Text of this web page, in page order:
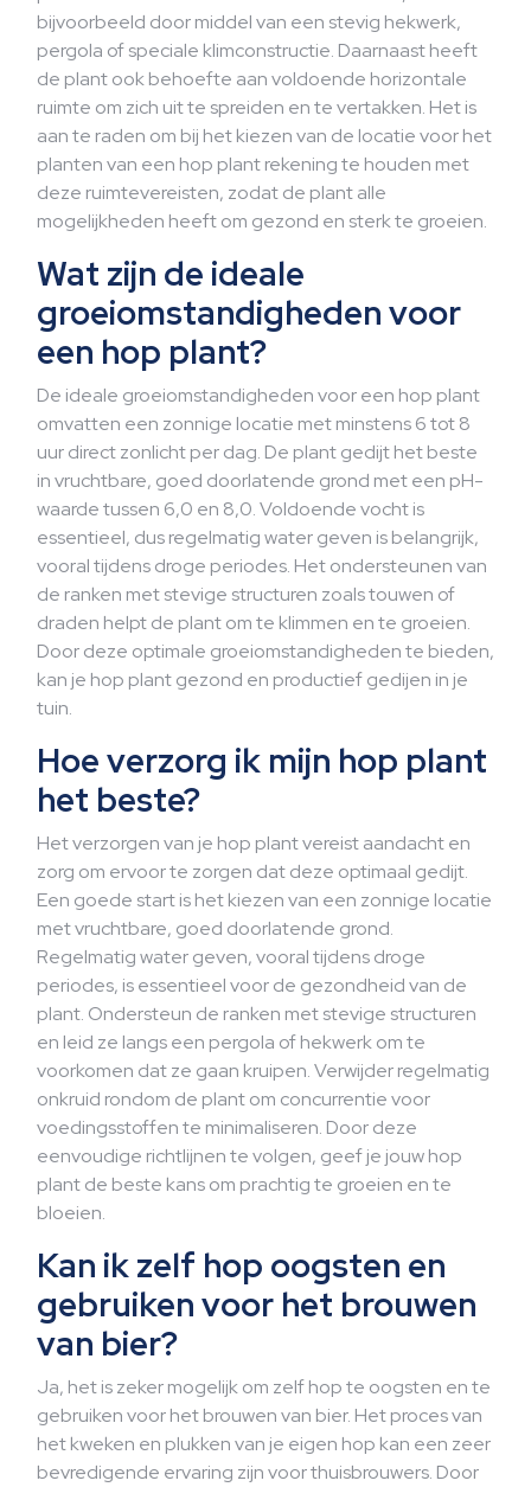
bijvoorbeeld door middel van een stevig hekwerk,
pergola of speciale klimconstructie. Daarnaast heeft
de plant ook behoefte aan voldoende horizontale
ruimte om zich uit te spreiden en te vertakken. Het is
aan te raden om bij het kiezen van de locatie voor het
planten van een hop plant rekening te houden met
deze ruimtevereisten, zodat de plant alle
mogelijkheden heeft om gezond en sterk te groeien.
Wat zijn de ideale
groeiomstandigheden voor
een hop plant?
De ideale groeiomstandigheden voor een hop plant
omvatten een zonnige locatie met minstens 6 tot 8
uur direct zonlicht per dag. De plant gedijt het beste
in vruchtbare, goed doorlatende grond met een pH-
waarde tussen 6,0 en 8,0. Voldoende vocht is
essentieel, dus regelmatig water geven is belangrijk,
vooral tijdens droge periodes. Het ondersteunen van
de ranken met stevige structuren zoals touwen of
draden helpt de plant om te klimmen en te groeien.
Door deze optimale groeiomstandigheden te bieden,
kan je hop plant gezond en productief gedijen in je
tuin.
Hoe verzorg ik mijn hop plant
het beste?
Het verzorgen van je hop plant vereist aandacht en
zorg om ervoor te zorgen dat deze optimaal gedijt.
Een goede start is het kiezen van een zonnige locatie
met vruchtbare, goed doorlatende grond.
Regelmatig water geven, vooral tijdens droge
periodes, is essentieel voor de gezondheid van de
plant. Ondersteun de ranken met stevige structuren
en leid ze langs een pergola of hekwerk om te
voorkomen dat ze gaan kruipen. Verwijder regelmatig
onkruid rondom de plant om concurrentie voor
voedingsstoffen te minimaliseren. Door deze
eenvoudige richtlijnen te volgen, geef je jouw hop
plant de beste kans om prachtig te groeien en te
bloeien.
Kan ik zelf hop oogsten en
gebruiken voor het brouwen
van bier?
Ja, het is zeker mogelijk om zelf hop te oogsten en te
gebruiken voor het brouwen van bier. Het proces van
het kweken en plukken van je eigen hop kan een zeer
bevredigende ervaring zijn voor thuisbrouwers. Door